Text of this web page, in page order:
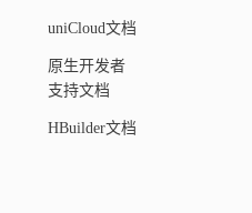
uniCloud文档
原生开发者
支持文档
HBuilder文档